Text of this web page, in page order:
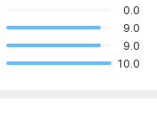
0.0
9.0
9.0
10.0